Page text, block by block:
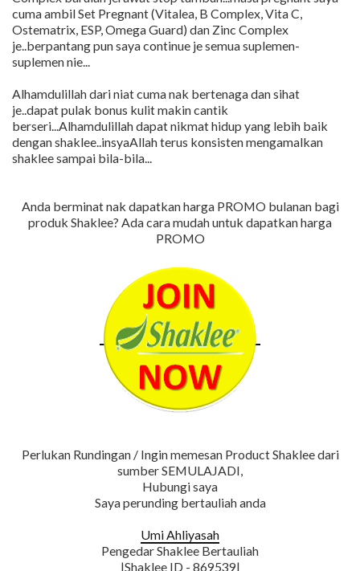
cuma ambil Set Pregnant (Vitalea, B Complex, Vita C,
Ostematrix, ESP, Omega Guard) dan Zinc Complex
je..berpantang pun saya continue je semua suplemen-
suplemen nie...
Alhamdulillah dari niat cuma nak bertenaga dan sihat
je..dapat pulak bonus kulit makin cantik
berseri...Alhamdulillah dapat nikmat hidup yang lebih baik
dengan shaklee..insyaAllah terus konsisten mengamalkan
shaklee sampai bila-bila...
Anda berminat nak dapatkan harga PROMO bulanan bagi
produk Shaklee? Ada cara mudah untuk dapatkan harga
PROMO
Perlukan Rundingan / Ingin memesan Product Shaklee dari
sumber SEMULAJADI,
Hubungi saya
Saya perunding bertauliah anda
Umi Ahliyasah
Pengedar Shaklee Bertauliah
|Shaklee ID - 869539|